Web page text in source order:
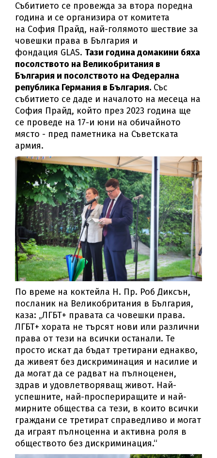
Събитието се провежда за втора поредна
година и се организира от комитета
на София Прайд, най-голямото шествие за
човешки права в България и
фондация GLAS. Тази година домакини бяха
посолството на Великобритания в
България и посолството на Федерална
република Германия в България. Със
събитието се даде и началото на месеца на
София Прайд, който през 2023 година ще
се проведе на 17-и юни на обичайното
място - пред паметника на Съветската
армия.
По време на коктейла Н. Пр. Роб Диксън,
посланик на Великобритания в България,
каза: „ЛГБТ+ правата са човешки права.
ЛГБТ+ хората не търсят нови или различни
права от тези на всички останали. Те
просто искат да бъдат третирани еднакво,
да живеят без дискриминация и насилие и
да могат да се радват на пълноценен,
здрав и удовлетворяващ живот. Най-
успешните, най-проспериращите и най-
мирните общества са тези, в които всички
граждани се третират справедливо и могат
да играят пълноценна и активна роля в
обществото без дискриминация.‘‘